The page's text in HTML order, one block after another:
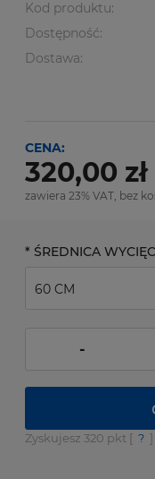
Kod produktu:
Dostępność:
Dostawa:
Cena nie zawiera
CENA:
320,00 zł
zawiera 23% VAT, bez
* ŚREDNICA
-
Zyskujesz 320 pkt [ ? ]